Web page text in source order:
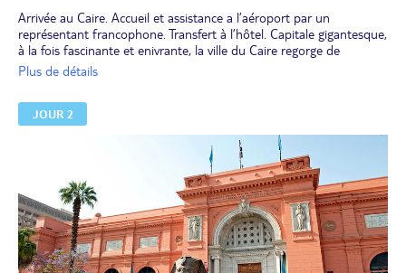
Arrivée au Caire. Accueil et assistance a l’aéroport par un
représentant francophone. Transfert à l’hôtel. Capitale gigantesque,
à la fois fascinante et enivrante, la ville du Caire regorge de
quartiers et de monuments à découvrir, comme les
sphynx qui trône sur le plateau. Réunion d'information. Dîner.
Installation pour 3 nuits dans un hôtel 4 *.
Plus de détails
JOUR 2